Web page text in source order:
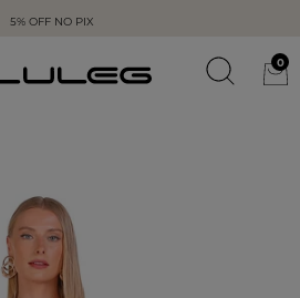
5% OFF NO PIX
0